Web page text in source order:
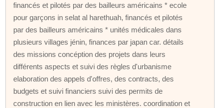
financés et pilotés par des bailleurs américains * ecole
pour garçons in selat al harethuah, financés et pilotés
par des bailleurs américains * unités médicales dans
plusieurs villages jénin, finances par japan car. détails
des missions concéption des projets dans leurs
différents aspects et suivi des règles d'urbanisme
elaboration des appels d'offres, des contracts, des
budgets et suivi financiers suivi des permits de
construction en lien avec les ministères. coordination et